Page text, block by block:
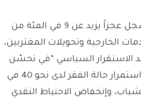
ولفتت الوكالة الفرنسية إلى أن “الميزان التجاري سيسجل عجزاً يزيد عن 9 في المئة من
الخارجية وتحويلات المغتربين،
الاستقرار السياسي “في تحسّن
أداء الاقتصاد المصري الذي عاود النمو”، لكنه “يشهد استمرار حالة الفقر لدى نحو 40 في
وإنخفاض الاحتياط النقدي